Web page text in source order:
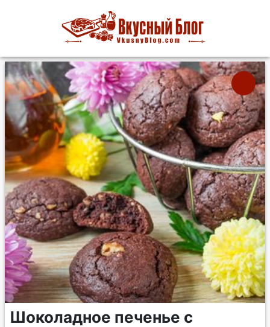
Шоколадное печенье с